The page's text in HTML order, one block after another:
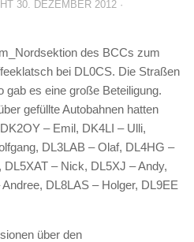
30. DEZEMBER 2012 ·
des BCCs zum
bei DL0CS. Die Straßen
gab es eine große Beteiligung.
gefüllte Autobahnen hatten
– Emil, DK4LI – Ulli,
DL3LAB – Olaf, DL4HG –
– Nick, DL5XJ – Andy,
DL8LAS – Holger, DL9EE
über den